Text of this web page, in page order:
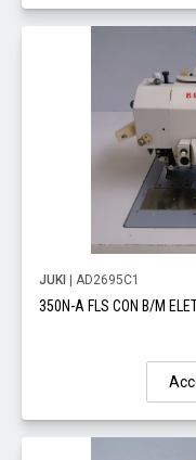
JUKI | AD2695C1
350N-A FLS CON B/M